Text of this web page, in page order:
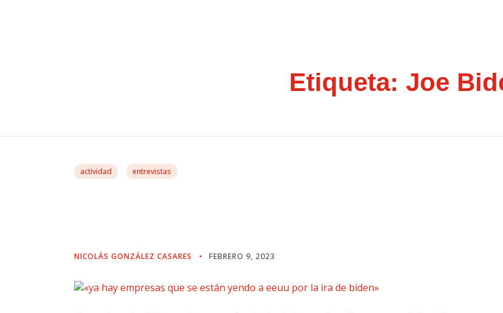
Etiqueta: Joe
actividad entrevistas
NICOLÁS GONZÁLEZ CASARES FEBRERO 9, 2023